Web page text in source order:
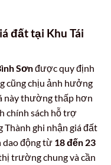
đất tại Khu Tái
Sơnđược quy định
cũng chịu ảnh hưởng
này thường thấp hơn
chính sách hỗ trợ
ghi nhận giá đất
dao động từ 18 đến 23
trường chung và cần